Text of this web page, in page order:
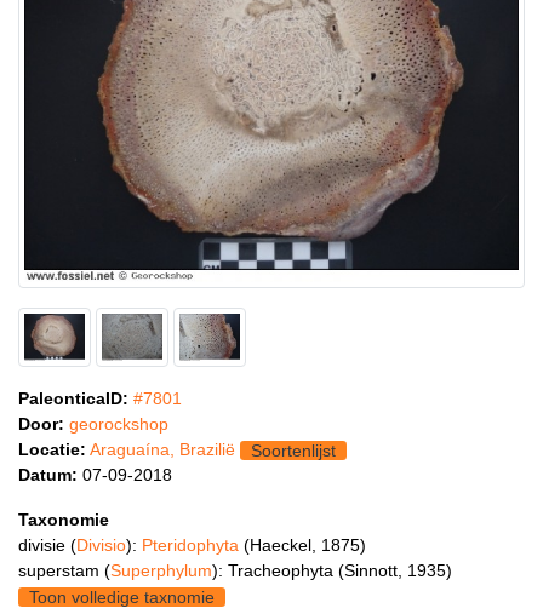
PaleonticaID: #7801
Door: georockshop
Locatie: Araguaína, Brazilië
Soortenlijst
Datum: 07-09-2018
Taxonomie
divisie (Divisio): Pteridophyta (Haeckel, 1875)
superstam (Superphylum): Tracheophyta (Sinnott, 1935)
Toon volledige taxnomie